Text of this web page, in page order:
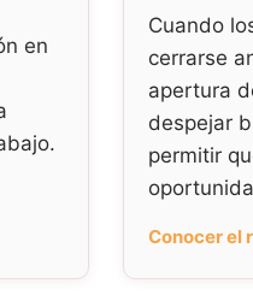
en
Cuando
cerrarse
apertura
despejar
permitir
Conocer el